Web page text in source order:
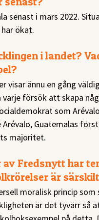
senast i mars 2022.
ökat.
i landet?
visar ännu en gång
varje försök att skapa
som
Arévalo, Guatemalas
majoritet.
av Fredsnytt har
är
moralisk princip
är det tyvärr så